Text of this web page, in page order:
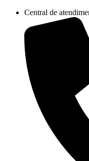
conteúdo
Central de